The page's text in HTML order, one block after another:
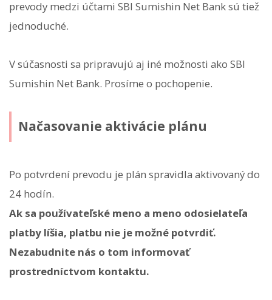
prevody medzi účtami SBI Sumishin Net Bank sú tiež
jednoduché.
V súčasnosti sa pripravujú aj iné možnosti ako SBI
Sumishin Net Bank. Prosíme o pochopenie.
Načasovanie aktivácie plánu
Po potvrdení prevodu je plán spravidla aktivovaný do
24 hodín.
Ak sa používateľské meno a meno odosielateľa
platby líšia, platbu nie je možné potvrdiť.
Nezabudnite nás o tom informovať
prostredníctvom kontaktu.